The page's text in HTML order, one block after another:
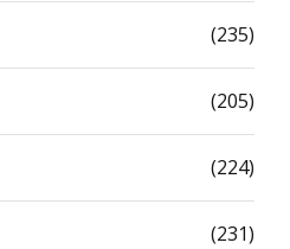
(235)
(205)
(224)
(231)